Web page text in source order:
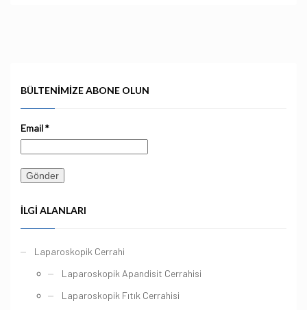
BÜLTENIMIZE ABONE OLUN
Email*
İLGI ALANLARI
Laparoskopik Cerrahi
Laparoskopik Apandisit Cerrahisi
Laparoskopik Fıtık Cerrahisi